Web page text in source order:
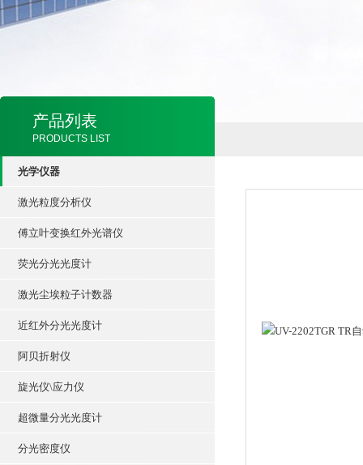
产品列表
PRODUCTS LIST
光学仪器
激光粒度分析仪
傅立叶变换红外光谱仪
荧光分光光度计
激光尘埃粒子计数器
近红外分光光度计
阿贝折射仪
旋光仪\应力仪
超微量分光光度计
分光密度仪